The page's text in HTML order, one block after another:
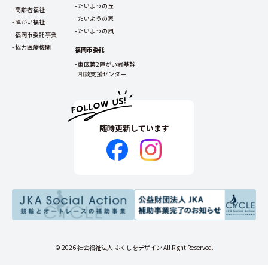
高齢者福祉
障がい福祉
福岡市委託事業
協力医療機関
たいようの丘
たいようの家
たいようの風
福岡市委託
東区第2障がい者基幹
相談支援センター
随時更新しています
© 2026 社会福祉法人 ふくしをデザイン All Right Reserved.